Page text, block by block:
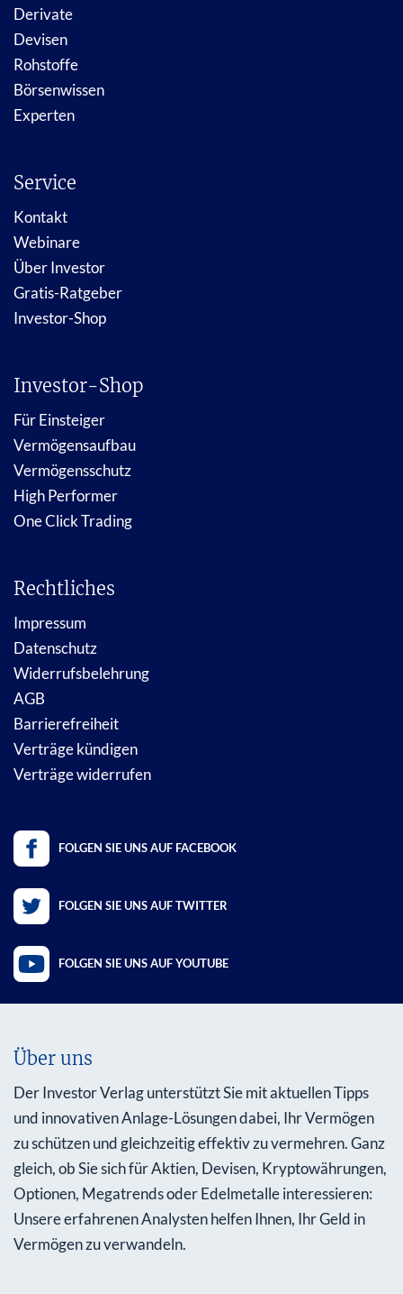
Derivate
Devisen
Rohstoffe
Börsenwissen
Experten
Service
Kontakt
Webinare
Über Investor
Gratis-Ratgeber
Investor-Shop
Investor-Shop
Für Einsteiger
Vermögensaufbau
Vermögensschutz
High Performer
One Click Trading
Rechtliches
Impressum
Datenschutz
Widerrufsbelehrung
AGB
Barrierefreiheit
Verträge kündigen
Verträge widerrufen
FOLGEN SIE UNS AUF FACEBOOK
FOLGEN SIE UNS AUF TWITTER
FOLGEN SIE UNS AUF YOUTUBE
Über uns
Der Investor Verlag unterstützt Sie mit aktuellen Tipps
und innovativen Anlage-Lösungen dabei, Ihr Vermögen
zu schützen und gleichzeitig effektiv zu vermehren. Ganz
gleich, ob Sie sich für Aktien, Devisen, Kryptowährungen,
Optionen, Megatrends oder Edelmetalle interessieren:
Unsere erfahrenen Analysten helfen Ihnen, Ihr Geld in
Vermögen zu verwandeln.